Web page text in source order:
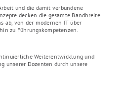
und die damit verbundene
decken die gesamte Bandbreite
ab, von der modernen IT über
zu Führungskompetenzen.
Weiterentwicklung und
unserer Dozenten durch unsere